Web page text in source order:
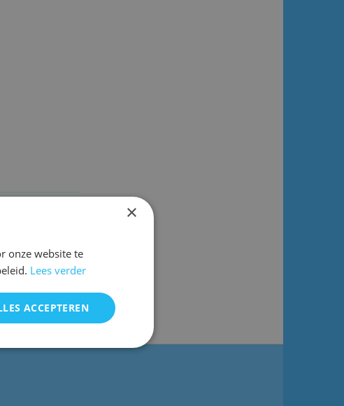
×
onze website te
Lees verder
ACCEPTEREN